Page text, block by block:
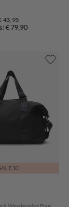
43,95
€ 79,90